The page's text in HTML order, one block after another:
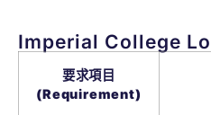
Imperial College
要求項目
(Requirement)